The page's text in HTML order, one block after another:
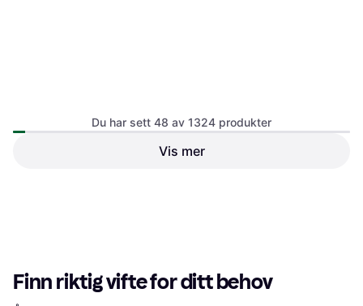
Bordvifte
Du har sett 48 av 1324 produkter
Vis mer
Finn riktig vifte for ditt behov